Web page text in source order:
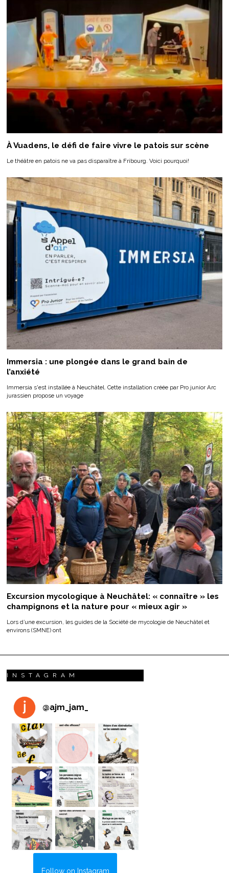
À Vuadens, le défi de faire vivre le patois sur scène
Le théâtre en patois ne va pas disparaître à Fribourg. Voici pourquoi!
Immersia : une plongée dans le grand bain de
l’anxiété
Immersia s'est installée à Neuchâtel. Cette installation créée par Pro junior Arc
jurassien propose un voyage
Excursion mycologique à Neuchâtel: « connaître » les
champignons et la nature pour « mieux agir »
Lors d’une excursion, les guides de la Société de mycologie de Neuchâtel et
environs (SMNE) ont
INSTAGRAM
@ajm_jam_
Follow on Instagram